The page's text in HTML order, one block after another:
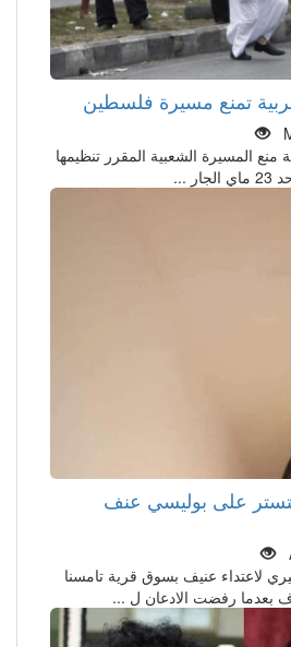
تمنع مسيرة فلسطين
المسيرة الشعبية المقرر تنظيمها
على بوليسي عنف
لاعتداء عنيف بسوق قرية تامسنا
رفضت الادعان ل ...